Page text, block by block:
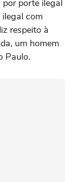
por porte ilegal
com
respeito à
um homem
Paulo.